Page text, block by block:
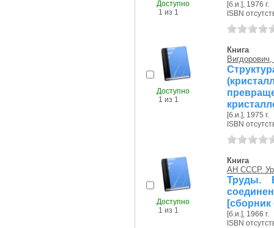
Доступно
1 из 1
[б.и.], 1976 г.
ISBN
Доступно
1 из 1
Книга
[б.и.], 1975 г.
ISBN
Доступно
1 из 1
Книга
АН СССР.
Труды.
[сборник
[б.и.], 1966 г.
ISBN